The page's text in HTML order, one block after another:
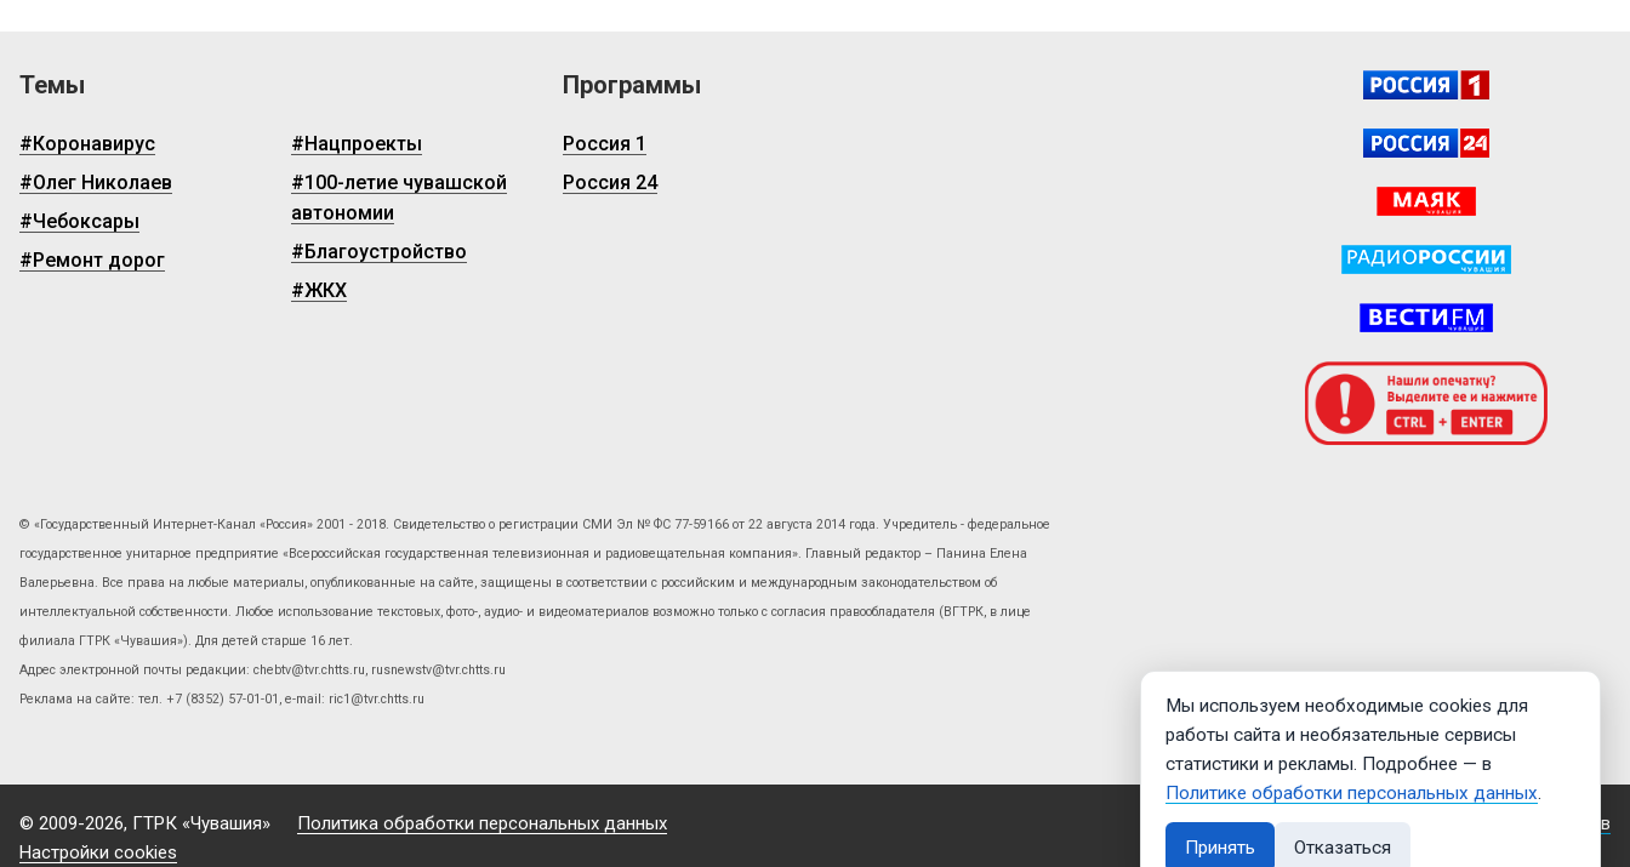
Темы
#Коронавирус
#Олег Николаев
#Чебоксары
#Ремонт дорог
#Нацпроекты
#100-летие чувашской
автономии
#Благоустройство
#ЖКХ
Программы
Россия 1
Россия 24
© «Государственный Интернет-Канал «Россия» 2001 - 2018. Свидетельство о регистрации СМИ Эл № ФС 77-59166 от 22 августа 2014 года. Учредитель - федеральное
государственное унитарное предприятие «Всероссийская государственная телевизионная и радиовещательная компания». Главный редактор – Панина Елена
Валерьевна. Все права на любые материалы, опубликованные на сайте, защищены в соответствии с российским и международным законодательством об
интеллектуальной собственности. Любое использование текстовых, фото-, аудио- и видеоматериалов возможно только с согласия правообладателя (ВГТРК, в лице
филиала ГТРК «Чувашия»). Для детей старше 16 лет.
Адрес электронной почты редакции: chebtv@tvr.chtts.ru, rusnewstv@tvr.chtts.ru
Реклама на сайте: тел. +7 (8352) 57-01-01, е-mail: ric1@tvr.chtts.ru
© 2009-2026, ГТРК «Чувашия»
Политика обработки персональных данных
Настройки cookies
Дмитрий Мигилев
Мы используем необходимые cookies для
работы сайта и необязательные сервисы
статистики и рекламы. Подробнее — в
Политике обработки персональных данных.
Принять Отказаться